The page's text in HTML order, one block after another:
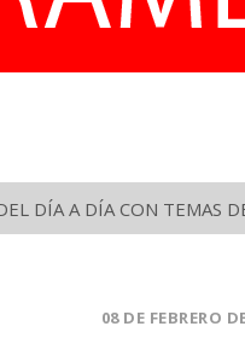
DÍA A DÍA CON TEMAS
08 DE FEBRERO